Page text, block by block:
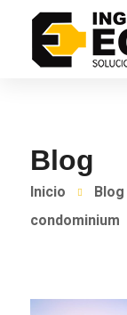
Blog
Inicio Blog
condominium